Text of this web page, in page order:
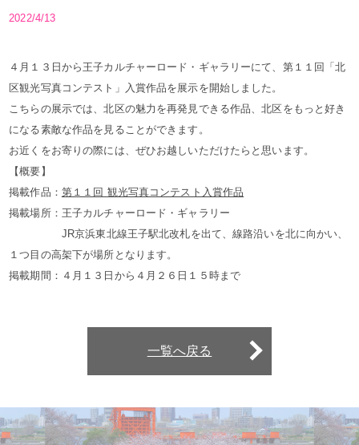
2022/4/13
４月１３日から王子カルチャーロード・ギャラリーにて、第１１回「北
区観光写真コンテスト」入賞作品を展示を開始しました。
こちらの展示では、北区の魅力を再発見できる作品、北区をもっと好き
になる素敵な作品を見ることができます。
お近くをお寄りの際には、ぜひお越しいただけたらと思います。
【概要】
掲載作品： 第１１回 観光写真コンテスト入賞作品
掲載場所：王子カルチャーロード・ギャラリー
JR京浜東北線王子駅北改札を出て、線路沿いを北に向かい、
１つ目の高架下が場所となります。
掲載期間：４月１３日から４月２６日１５時まで
一覧へ戻る